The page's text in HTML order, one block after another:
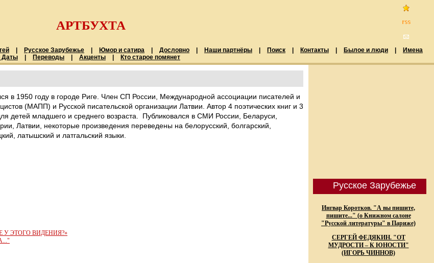
АРТБУХТА
Русское Зарубежье Юмор и сатира Дословно Наши партнёры Поиск Контакты Былое и люди
Имена
Даты
Переводы Акценты Кто старое помянет
в 1950 году в городе Риге. Член СП России, Международной ассоциации писателей и
(МАПП) и Русской писательской организации Латвии. Автор 4 поэтических книг и 3
детей младшего и среднего возраста. Публиковался в СМИ России, Беларуси,
Латвии, некоторые произведения переведены на белорусский, болгарский,
латышский и латгальский языки.
У ЭТОГО ВИДЕНИЯ?»
Русское Зарубежье
Ингвар Коротков. "А вы пишите,
пишите..." (о Книжном салоне
"Русской литературы" в Париже)
СЕРГЕЙ ФЕДЯКИН. "ОТ
МУДРОСТИ – К ЮНОСТИ"
(ИГОРЬ ЧИННОВ)